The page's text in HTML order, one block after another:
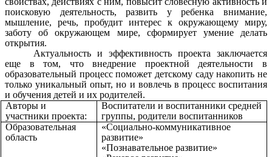
поисковую деятельность, развить у ребенка внимание,
мышление, речь, пробудит интерес к окружающему миру,
заботу об окружающем мире, сформирует умение делать
открытия.
Актуальность и эффективность проекта заключается
еще в том, что внедрение проектной деятельности в
образовательный процесс поможет детскому саду накопить не
только уникальный опыт, но и вовлечь в процесс воспитания
и обучения детей и их родителей.
Авторы и
участники проекта:
Воспитатели и воспитанники средней
группы, родители воспитанников
Образовательная
область
«Социально-коммуникативное
развитие»
«Познавательное развитие»